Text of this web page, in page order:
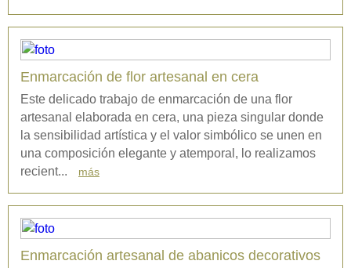
Enmarcación de flor artesanal en cera
Este delicado trabajo de enmarcación de una flor
artesanal elaborada en cera, una pieza singular donde
la sensibilidad artística y el valor simbólico se unen en
una composición elegante y atemporal, lo realizamos
recient...
más
Enmarcación artesanal de abanicos decorativos